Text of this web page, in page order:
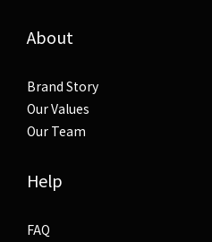
About
Brand Story
Our Values
Our Team
Help
FAQ